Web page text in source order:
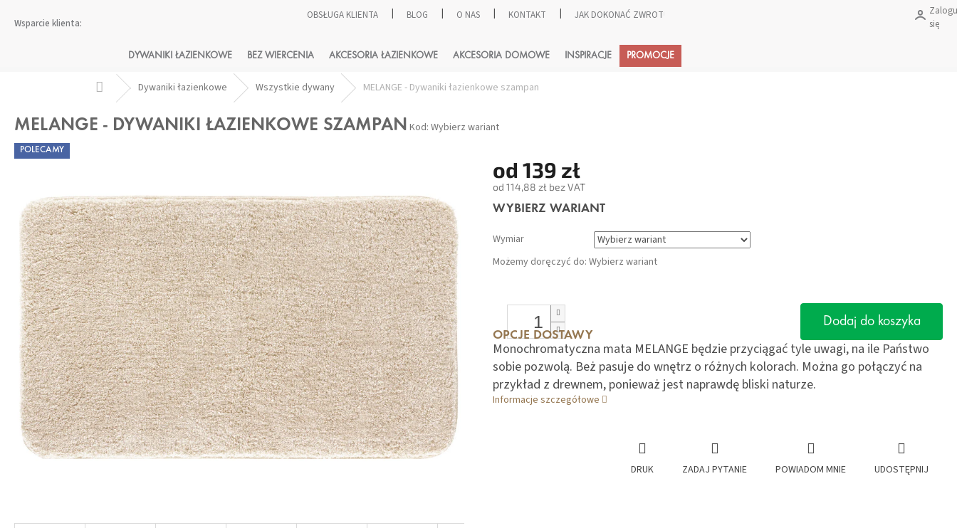
OBSŁUGA KLIENTA BLOG O NAS KONTAKT JAK DOKONAĆ ZWROTU PRODUKTÓW?
się
Koszyk
DYWANIKI ŁAZIENKOWE BEZ WIERCENIA AKCESORIA ŁAZIENKOWE AKCESORIA DOMOWE INSPIRACJE PROMOCJE
Home Dywaniki łazienkowe Wszystkie dywany MELANGE - Dywaniki łazienkowe szampan
MELANGE - DYWANIKI ŁAZIENKOWE SZAMPAN Kod: Wybierz wariant
POLECAMY
od 139 zł
od 114,88 zł bez VAT
Cena
WYBIERZ WARIANT
Wymiar
Możemy doręczyć do: Wybierz wariant
OPCJE DOSTAWY
Dodaj do koszyka
Monochromatyczna mata MELANGE będzie przyciągać tyle uwagi, na ile Państwo
sobie pozwolą. Beż pasuje do wnętrz o różnych kolorach. Można go połączyć na
przykład z drewnem, ponieważ jest naprawdę bliski naturze.
Informacje szczegółowe
DRUK ZADAJ PYTANIE POWIADOM MNIE UDOSTĘPNIJ